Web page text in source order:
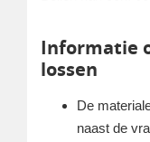
Informatie
lossen
De
naast de